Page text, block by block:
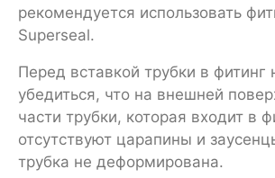
рекомендуется использовать
Superseal.
Перед вставкой трубки в фитинг
убедиться, что на внешней
части трубки, которая входит в
отсутствуют царапины и
трубка не деформирована.